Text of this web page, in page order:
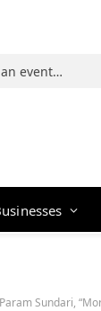
Photos: 21 players of The Traitors Season 2 revealed at an event in Mumbai
Sundari,